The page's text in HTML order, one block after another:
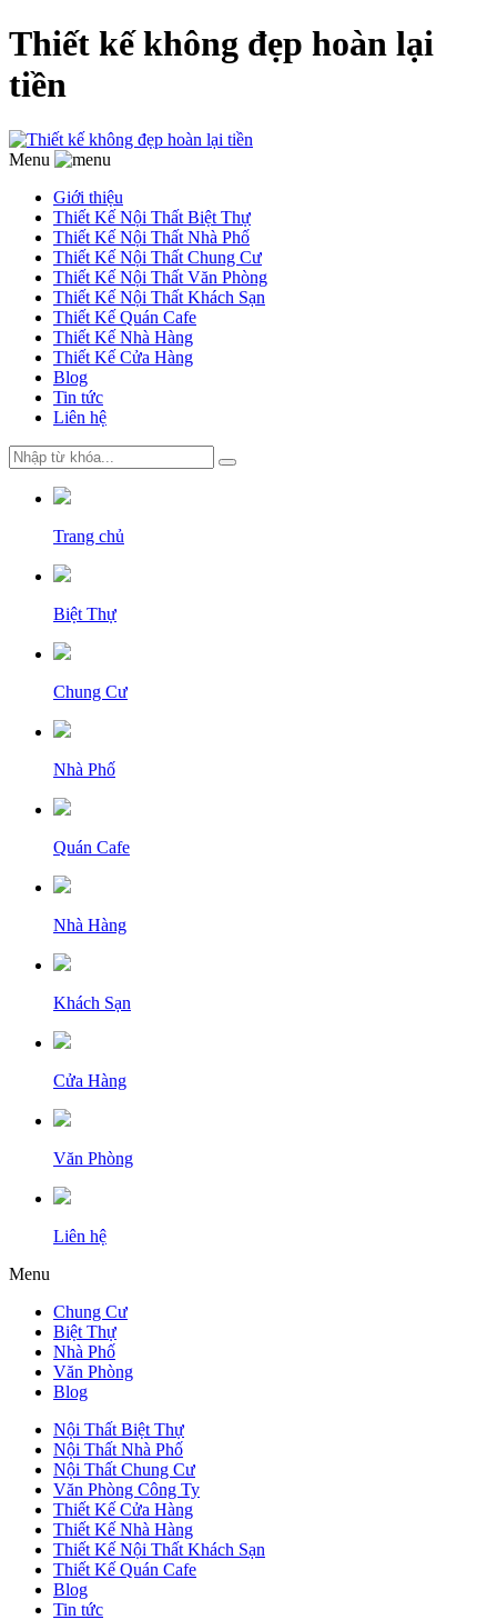
Thiết kế không đẹp hoàn lại
tiền
Menu
Giới thiệu
Thiết Kế Nội Thất Biệt Thự
Thiết Kế Nội Thất Nhà Phố
Thiết Kế Nội Thất Chung Cư
Thiết Kế Nội Thất Văn Phòng
Thiết Kế Nội Thất Khách Sạn
Thiết Kế Quán Cafe
Thiết Kế Nhà Hàng
Thiết Kế Cửa Hàng
Blog
Tin tức
Liên hệ
Trang chủ
Biệt Thự
Chung Cư
Nhà Phố
Quán Cafe
Nhà Hàng
Khách Sạn
Cửa Hàng
Văn Phòng
Liên hệ
Menu
Chung Cư
Biệt Thự
Nhà Phố
Văn Phòng
Blog
Nội Thất Biệt Thự
Nội Thất Nhà Phố
Nội Thất Chung Cư
Văn Phòng Công Ty
Thiết Kế Cửa Hàng
Thiết Kế Nhà Hàng
Thiết Kế Nội Thất Khách Sạn
Thiết Kế Quán Cafe
Blog
Tin tức